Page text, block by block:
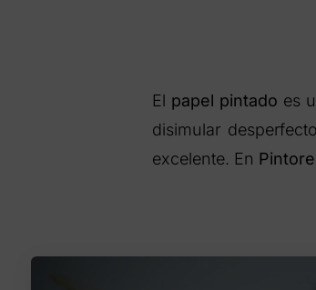
El papel pintado es
disimular
excelente. En